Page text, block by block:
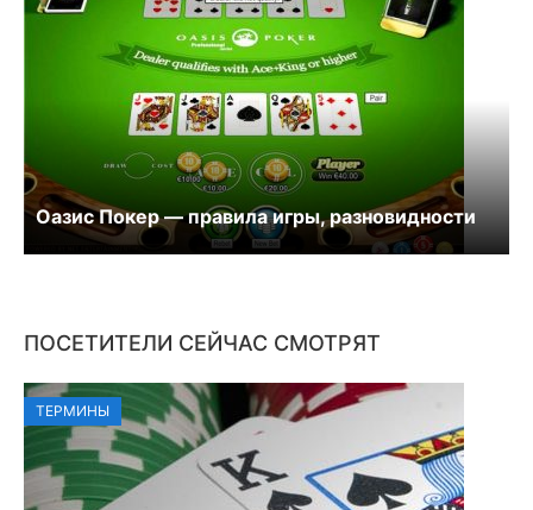
Оазис Покер — правила игры, разновидности
ПОСЕТИТЕЛИ СЕЙЧАС СМОТРЯТ
ТЕРМИНЫ